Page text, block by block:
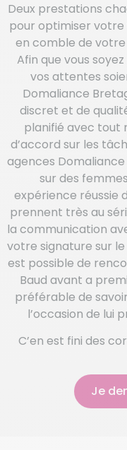
Deux prestations
pour optimiser
en comble de
Afin que vous
vos attentes
Domaliance
discret et de
planifié avec tout
d’accord sur les
agences
sur des
expérience réussie
prennent très au
la communication
votre signature sur
est possible de
Baud avant a
préférable de
l’occasion de lui
C’en est fini des
Je